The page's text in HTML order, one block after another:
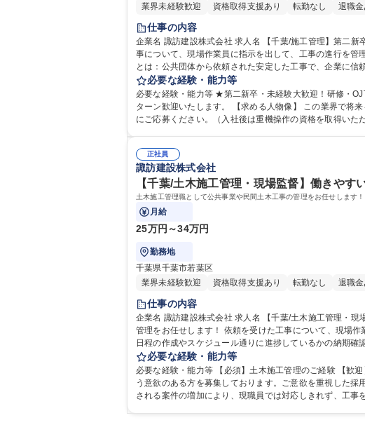
業界未経験歓迎
資格取得支援あり 転勤なし 退職金
仕事の内容
企業名 諏訪建設株式会社 求人名 【千葉/施工管理】第二新卒・未経験歓迎★教育体制◎転勤無/社風・働きやすさ◎ 仕事の内容 【募集職種】 施工管理とは：依頼を受けた工
事について、現場作業員に指示を出して、工事の進行を管理をするお仕事です。（※現場作
とは：公共団体から依頼された安定した工事で、企業に
加により、現職員では対応しきれず、工事をお断りせざるを得ない状況が続いている
体制◎転勤無/社風・働きやすさ◎
必要な経験・能力等
必要な経験・能力等 ★第二新卒・未経験大歓迎！研修・
ターン歓迎いたします。 【求める人物像】 この業界で将来を見据えて長く活躍したいという意欲のある方を募集しております。ご意欲を重視した採用のため、是非一度気軽
にご応募ください。（入社後は重機操作の資格を取得い
正社員
諏訪建設株式会社
【千葉/土木施工管理・現場監督】働きや
月給
25万円～34万円
勤務地
千葉県千葉市若葉区
業界未経験歓迎
資格取得支援あり 転勤なし 退職金
仕事の内容
企業名 諏訪建設株式会社 求人名 【千葉/土木施工管理・現場監督】働きやすい環境/転勤無/手当充実/直行直帰可 仕事の内容 土木施工管理職として公共事業や民間土木工事の
管理をお任せします！ 依頼を受けた工事について、現場作業員に
日程の作成やスケジュール通りに進捗しているかの納期
全般となります。 ■官公庁と民間の案件は5:5ほどとなり
業務全般 募集職種 【千葉/土木施工管理・現場監督】
必要な経験・能力等
必要な経験・能力等 【必須】土木施工管理のご経験 【歓迎】土木施工管理技士1級または2級
う意欲のある方を募集しております。ご意欲を重視した
される案件の増加により、現職員では対応しきれず、工事をお断りせざる